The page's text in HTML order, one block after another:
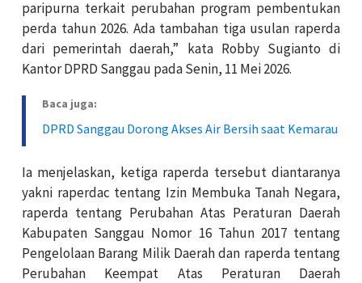
paripurna terkait perubahan program pembentukan
perda tahun 2026. Ada tambahan tiga usulan raperda
dari pemerintah daerah,” kata Robby Sugianto di
Kantor DPRD Sanggau pada Senin, 11 Mei 2026.
Baca juga:
DPRD Sanggau Dorong Akses Air Bersih saat Kemarau
Ia menjelaskan, ketiga raperda tersebut diantaranya
yakni raperdac tentang Izin Membuka Tanah Negara,
raperda tentang Perubahan Atas Peraturan Daerah
Kabupaten Sanggau Nomor 16 Tahun 2017 tentang
Pengelolaan Barang Milik Daerah dan raperda tentang
Perubahan Keempat Atas Peraturan Daerah